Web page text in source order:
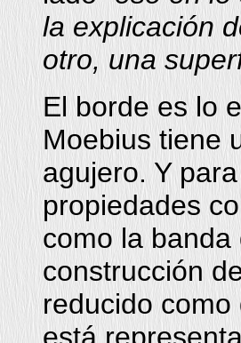
la explicación
otro, una
El borde es lo
Moebius tiene
agujero. Y
propiedades
como la
construcción
reducido